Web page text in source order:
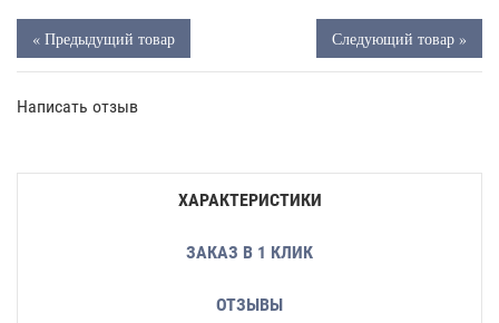
« Предыдущий товар Следующий товар »
Написать отзыв
ХАРАКТЕРИСТИКИ
ЗАКАЗ В 1 КЛИК
ОТЗЫВЫ